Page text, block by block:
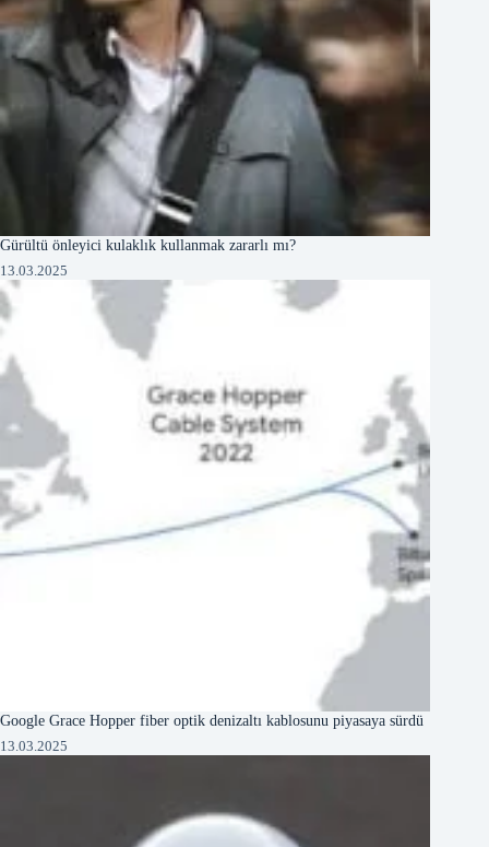
Gürültü önleyici kulaklık kullanmak zararlı mı?
13.03.2025
Google Grace Hopper fiber optik denizaltı kablosunu piyasaya sürdü
13.03.2025